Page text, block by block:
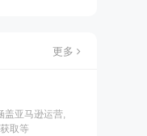
更多
盖亚马逊运营,
取等